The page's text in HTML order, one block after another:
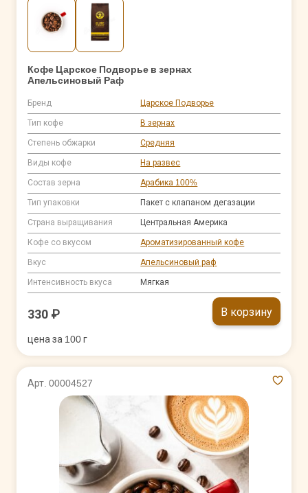
Кофе Царское Подворье в зернах
Апельсиновый Раф
Бренд Царское Подворье
Тип кофе В зернах
Степень обжарки Средняя
Виды кофе На развес
Состав зерна Арабика 100%
Тип упаковки Пакет с клапаном дегазации
Страна выращивания Центральная Америка
Кофе со вкусом Ароматизированный кофе
Вкус Апельсиновый раф
Интенсивность вкуса Мягкая
330 ₽ В корзину
цена за 100 г
Арт. 00004527